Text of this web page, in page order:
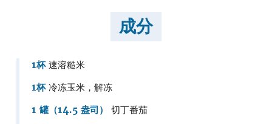
成分
1杯速溶糙米
1杯冷冻玉米，解冻
1 罐（14.5 盎司） 切丁番茄